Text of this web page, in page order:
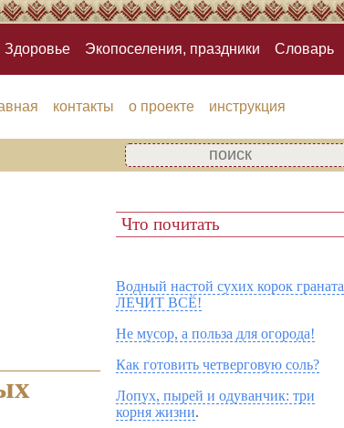
Здоровье Экопоселения, праздники Словарь
контакты о проекте инструкция
Что почитать
Водный настой сухих корок граната
ЛЕЧИТ ВСЁ!
Не мусор, а польза для огорода!
Как готовить четверговую соль?
Лопух, пырей и одуванчик: три
корня жизни.